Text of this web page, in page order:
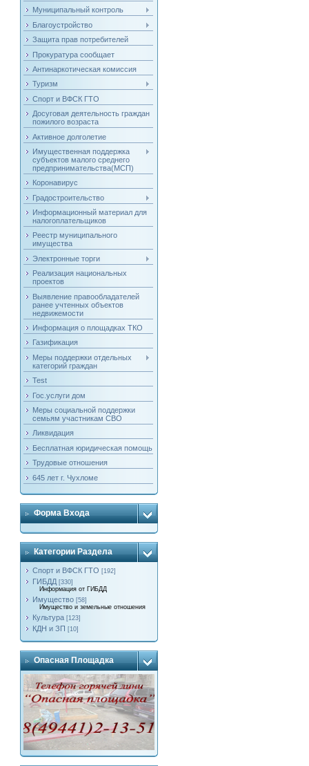
Муниципальный контроль
Благоустройство
Защита прав потребителей
Прокуратура сообщает
Антинаркотическая комиссия
Туризм
Спорт и ВФСК ГТО
Досуговая деятельность граждан
пожилого возраста
Активное долголетие
Имущественная поддержка
субъектов малого среднего
предпринимательства(МСП)
Коронавирус
Градостроительство
Информационный материал для
налогоплательщиков
Реестр муниципального
имущества
Электронные торги
Реализация национальных
проектов
Выявление правообладателей
ранее учтенных объектов
недвижемости
Информация о площадках ТКО
Газификация
Меры поддержки отдельных
категорий граждан
Test
Гос.услуги дом
Меры социальной поддержки
семьям участникам СВО
Ликвидация
Бесплатная юридическая помощь
Трудовые отношения
645 лет г. Чухломе
Форма Входа
Категории Раздела
Спорт и ВФСК ГТО [192]
ГИБДД [330]
Информация от ГИБДД
Имущество [58]
Имущество и земельные отношения
Культура [123]
КДН и ЗП [10]
Опасная Площадка